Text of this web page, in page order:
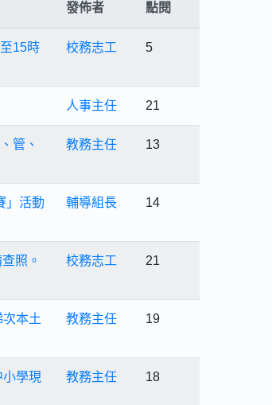
發佈者 點閱
15時
校務志工 5
人事主任 21
管、
教務主任 13
」活動
輔導組長 14
照。 校務志工 21
本土
教務主任 19
學現
教務主任 18